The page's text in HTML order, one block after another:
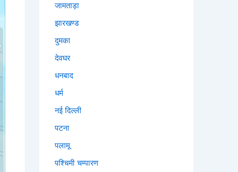
जामताड़ा
झारखण्ड
दुमका
देवघर
धनबाद
धर्म
नई दिल्ली
पटना
पलामू
पश्चिमी चम्पारण